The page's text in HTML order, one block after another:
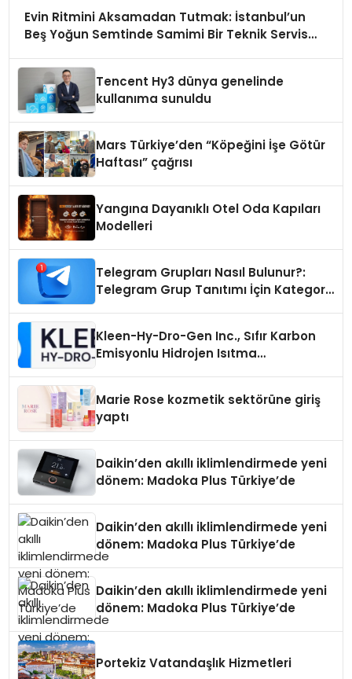
Evin Ritmini Aksamadan Tutmak: İstanbul’un
Beş Yoğun Semtinde Samimi Bir Teknik Servis
Tencent Hy3 dünya genelinde
kullanıma sunuldu
Mars Türkiye’den “Köpeğini İşe Götür
Haftası” çağrısı
Yangına Dayanıklı Otel Oda Kapıları
Modelleri
Telegram Grupları Nasıl Bulunur?:
Telegram Grup Tanıtımı İçin Kategori
Kleen-Hy-Dro-Gen Inc., Sıfır Karbon
Emisyonlu Hidrojen Isıtma
Marie Rose kozmetik sektörüne giriş
yaptı
Daikin’den akıllı iklimlendirmede yeni
dönem: Madoka Plus Türkiye’de
Daikin’den akıllı iklimlendirmede yeni
dönem: Madoka Plus Türkiye’de
Daikin’den akıllı iklimlendirmede yeni
dönem: Madoka Plus Türkiye’de
Portekiz Vatandaşlık Hizmetleri